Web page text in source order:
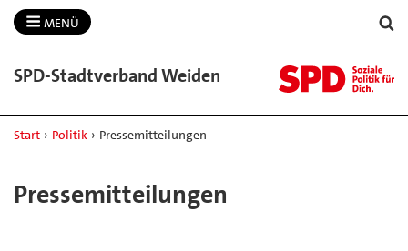
MENÜ
SPD-​Stadtverband Weiden
Start › Politik › Pressemitteilungen
Pressemitteilungen